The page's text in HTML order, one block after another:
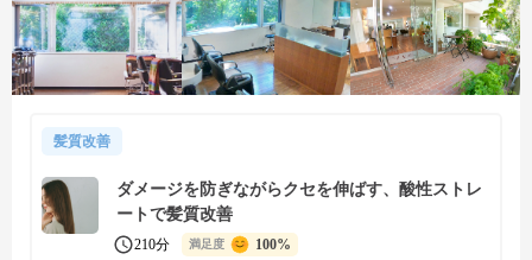
髪質改善
ダメージを防ぎながらクセを伸ばす、酸性ストレ
ートで髪質改善
210分 満足度 100%